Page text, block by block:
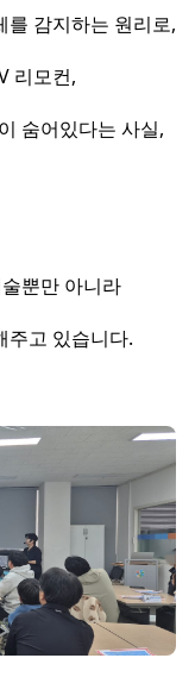
를 감지하는 원리로,
리모컨,
숨어있다는 사실,
뿐만 아니라
주고 있습니다.